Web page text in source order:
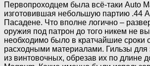
Первопроходцем была всё-таки Auto
изготовившая небольшую партию .44
Пасадене. Что вполне логично –
оружия под патрон до того никем не
необходимо было в кратчайшие сроки
расходными материалами. Гильзы для
из винтовочных, обрезав их по длине